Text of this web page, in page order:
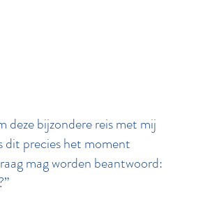
deze bijzondere reis met mij
dit precies het moment
mag worden beantwoord: